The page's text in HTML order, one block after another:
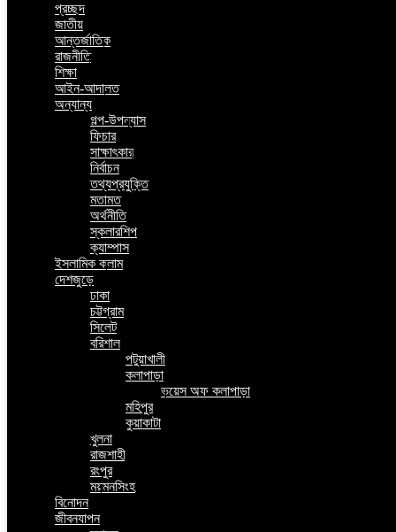
প্রচ্ছদ
জাতীয়
আন্তর্জাতিক
রাজনীতি
শিক্ষা
আইন-আদালত
অন্যান্য
গল্প-উপন্যাস
ফিচার
সাক্ষাৎকার
নির্বাচন
তথ্যপ্রযুক্তি
মতামত
অর্থনীতি
স্কলারশিপ
ক্যাম্পাস
ইসলামিক কলাম
দেশজুড়ে
ঢাকা
চট্টগ্রাম
সিলেট
বরিশাল
পটুয়াখালী
কলাপাড়া
ভয়েস অফ কলাপাড়া
মহিপুর
কুয়াকাটা
খুলনা
রাজশাহী
রংপুর
ময়মনসিংহ
বিনোদন
জীবনযাপন